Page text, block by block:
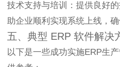
技术支持与培训：提供良好
助企业顺利实现系统上线，
五、典型 ERP 软件解决
以下是一些成功实施ERP生